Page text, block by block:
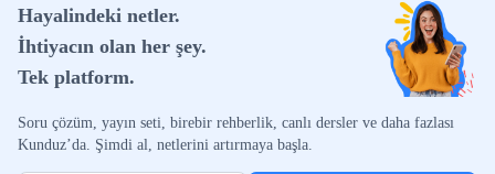
Hayalindeki netler.
İhtiyacın olan her şey.
Tek platform.
Soru çözüm, yayın seti, birebir rehberlik, canlı dersler ve daha fazlası
Kunduz’da. Şimdi al, netlerini artırmaya başla.